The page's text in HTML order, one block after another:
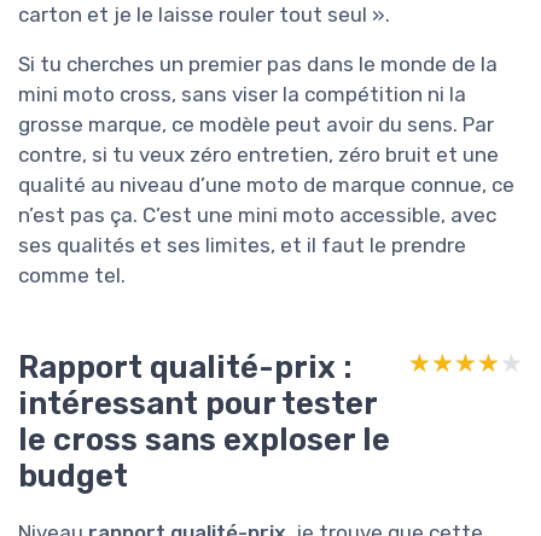
carton et je le laisse rouler tout seul ».
Si tu cherches un premier pas dans le monde de la
mini moto cross, sans viser la compétition ni la
grosse marque, ce modèle peut avoir du sens. Par
contre, si tu veux zéro entretien, zéro bruit et une
qualité au niveau d’une moto de marque connue, ce
n’est pas ça. C’est une mini moto accessible, avec
ses qualités et ses limites, et il faut le prendre
comme tel.
Rapport qualité-prix :
intéressant pour tester
le cross sans exploser le
budget
★★★★★
★★★★★